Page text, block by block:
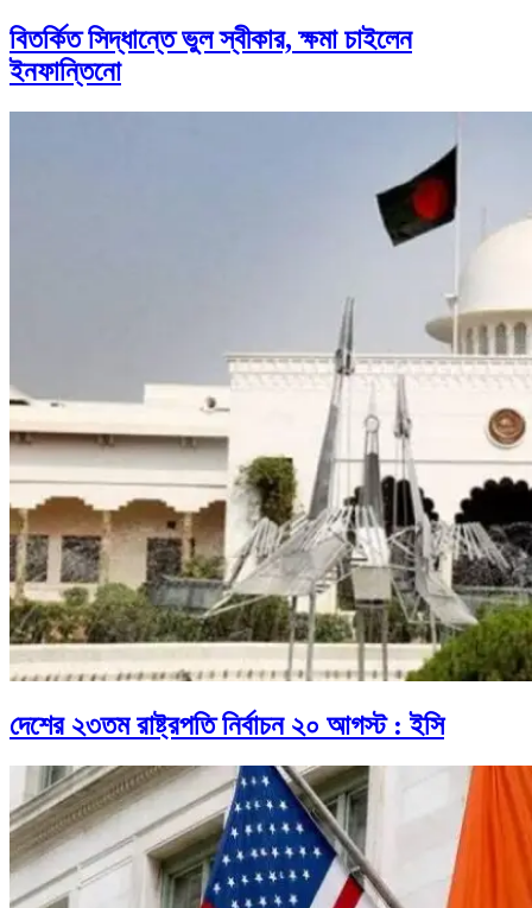
বিতর্কিত সিদ্ধান্তে ভুল স্বীকার, ক্ষমা চাইলেন
ইনফান্তিনো
দেশের ২৩তম রাষ্ট্রপতি নির্বাচন ২০ আগস্ট : ইসি